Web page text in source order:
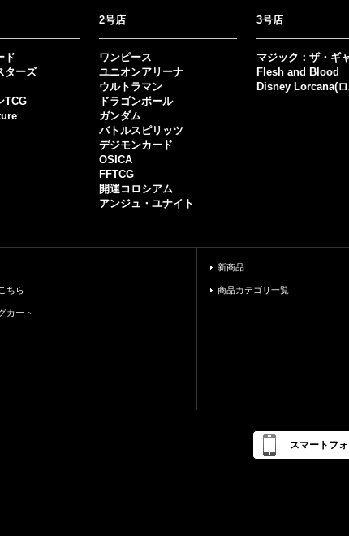
ド
ターズ
TCG
2号店
ワンピース
ユニオンアリーナ
ウルトラマン
ドラゴンボール
ガンダム
バトルスピリッツ
デジモンカード
OSICA
FFTCG
開運コロシアム
アンジュ・ユナイト
3号店
マジック：ザ・ギ
Flesh and Blood
Disney Lorcana(
ちら
カート
新商品
商品カテゴリ一覧
スマートフ